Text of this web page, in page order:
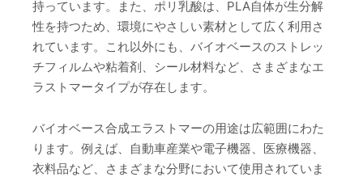
持っています。また、ポリ乳酸は、PLA自体が生分解
性を持つため、環境にやさしい素材として広く利用さ
れています。これ以外にも、バイオベースのストレッ
チフィルムや粘着剤、シール材料など、さまざまなエ
ラストマータイプが存在します。
バイオベース合成エラストマーの用途は広範囲にわた
ります。例えば、自動車産業や電子機器、医療機器、
衣料品など、さまざまな分野において使用されていま